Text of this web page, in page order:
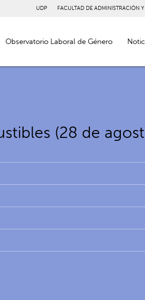
UDP FACULTAD DE ADMINISTRACIÓN
Observatorio Laboral de Género
(28 de